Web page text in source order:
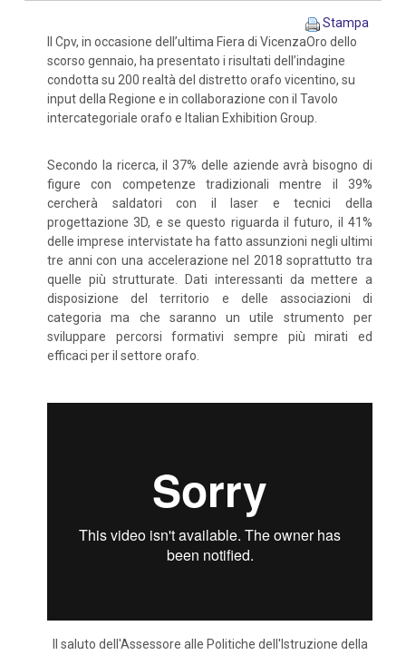
Stampa
Il Cpv, in occasione dell’ultima Fiera di VicenzaOro dello
scorso gennaio, ha presentato i risultati dell’indagine
condotta su 200 realtà del distretto orafo vicentino, su
input della Regione e in collaborazione con il Tavolo
intercategoriale orafo e Italian Exhibition Group.
Secondo la ricerca, il 37% delle aziende avrà bisogno di
figure con competenze tradizionali mentre il 39%
cercherà saldatori con il laser e tecnici della
progettazione 3D, e se questo riguarda il futuro, il 41%
delle imprese intervistate ha fatto assunzioni negli ultimi
tre anni con una accelerazione nel 2018 soprattutto tra
quelle più strutturate. Dati interessanti da mettere a
disposizione del territorio e delle associazioni di
categoria ma che saranno un utile strumento per
sviluppare percorsi formativi sempre più mirati ed
efficaci per il settore orafo.
Il saluto dell'Assessore alle Politiche dell'Istruzione della